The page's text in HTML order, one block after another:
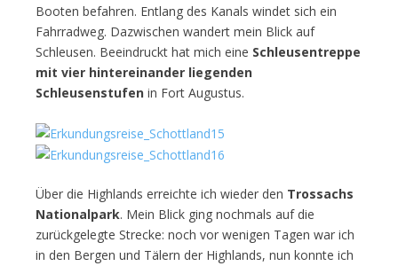
Booten befahren. Entlang des Kanals windet sich ein
Fahrradweg. Dazwischen wandert mein Blick auf
Schleusen. Beeindruckt hat mich eine Schleusentreppe
mit vier hintereinander liegenden
Schleusenstufen in Fort Augustus.
Über die Highlands erreichte ich wieder den Trossachs
Nationalpark. Mein Blick ging nochmals auf die
zurückgelegte Strecke: noch vor wenigen Tagen war ich
in den Bergen und Tälern der Highlands, nun konnte ich